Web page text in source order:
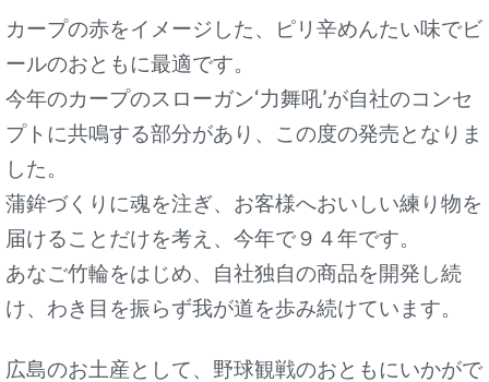
カープの赤をイメージした、ピリ辛めんたい味でビ
ールのおともに最適です。
今年のカープのスローガン‘力舞吼’が自社のコンセ
プトに共鳴する部分があり、この度の発売となりま
した。
蒲鉾づくりに魂を注ぎ、お客様へおいしい練り物を
届けることだけを考え、今年で９４年です。
あなご竹輪をはじめ、自社独自の商品を開発し続
け、わき目を振らず我が道を歩み続けています。
広島のお土産として、野球観戦のおともにいかがで